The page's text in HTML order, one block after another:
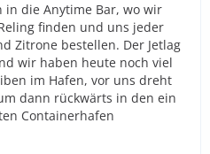
die Anytime Bar, wo wir
finden und uns jeder
Zitrone bestellen. Der Jetlag
wir haben heute noch viel
im Hafen, vor uns dreht
dann rückwärts in den ein
Containerhafen